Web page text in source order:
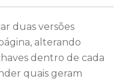
duas versões
alterando
dentro de cada
quais geram